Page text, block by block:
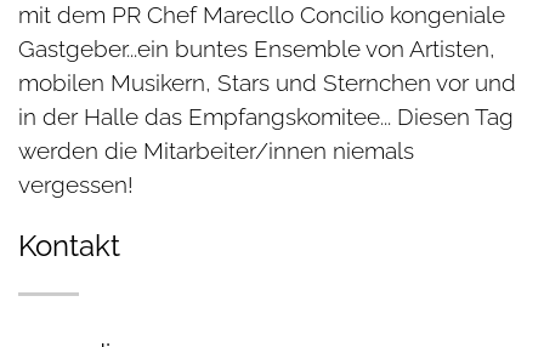
mit dem PR Chef Marecllo Concilio kongeniale
Gastgeber...ein buntes Ensemble von Artisten,
mobilen Musikern, Stars und Sternchen vor und
in der Halle das Empfangskomitee... Diesen Tag
werden die Mitarbeiter/innen niemals
vergessen!
Kontakt